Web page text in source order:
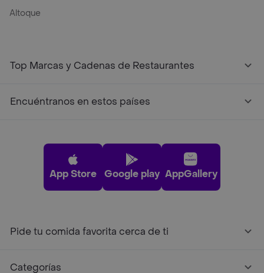
Altoque
Top Marcas y Cadenas de Restaurantes
Encuéntranos en estos países
App Store Google play AppGallery
Pide tu comida favorita cerca de ti
Categorías